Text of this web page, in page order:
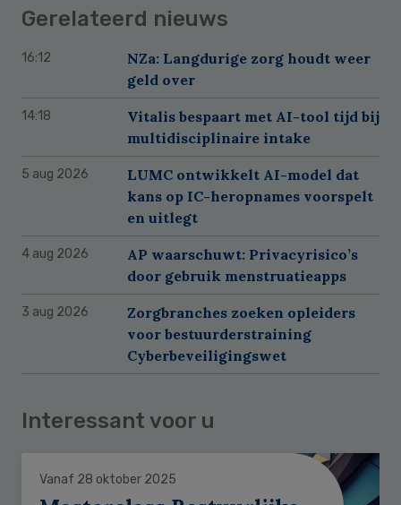
Gerelateerd nieuws
16:12
NZa: Langdurige zorg houdt weer
geld over
14:18
Vitalis bespaart met AI-tool tijd bij
multidisciplinaire intake
5 aug 2026
LUMC ontwikkelt AI-model dat
kans op IC-heropnames voorspelt
en uitlegt
4 aug 2026
AP waarschuwt: Privacyrisico’s
door gebruik menstruatieapps
3 aug 2026
Zorgbranches zoeken opleiders
voor bestuurderstraining
Cyberbeveiligingswet
Interessant voor u
Vanaf 28 oktober 2025